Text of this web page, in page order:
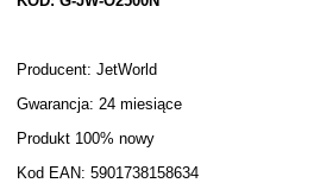
Producent: JetWorld
Gwarancja: 24 miesiące
Produkt 100% nowy
Kod EAN: 5901738158634